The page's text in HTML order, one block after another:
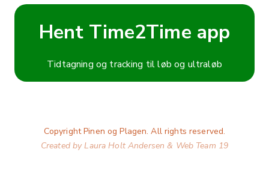
Hent Time2Time app
Tidtagning og tracking til løb og ultraløb
Copyright Pinen og Plagen. All rights reserved.
Created by Laura Holt Andersen & Web Team 19